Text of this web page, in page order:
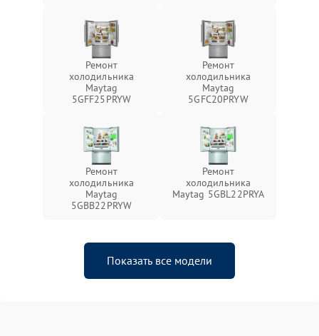
Ремонт
холодильника
Maytag
5GFF25PRYW
Ремонт
холодильника
Maytag
5GFC20PRYW
Ремонт
холодильника
Maytag
5GBB22PRYW
Ремонт
холодильника
Maytag 5GBL22PRYA
Показать все модели